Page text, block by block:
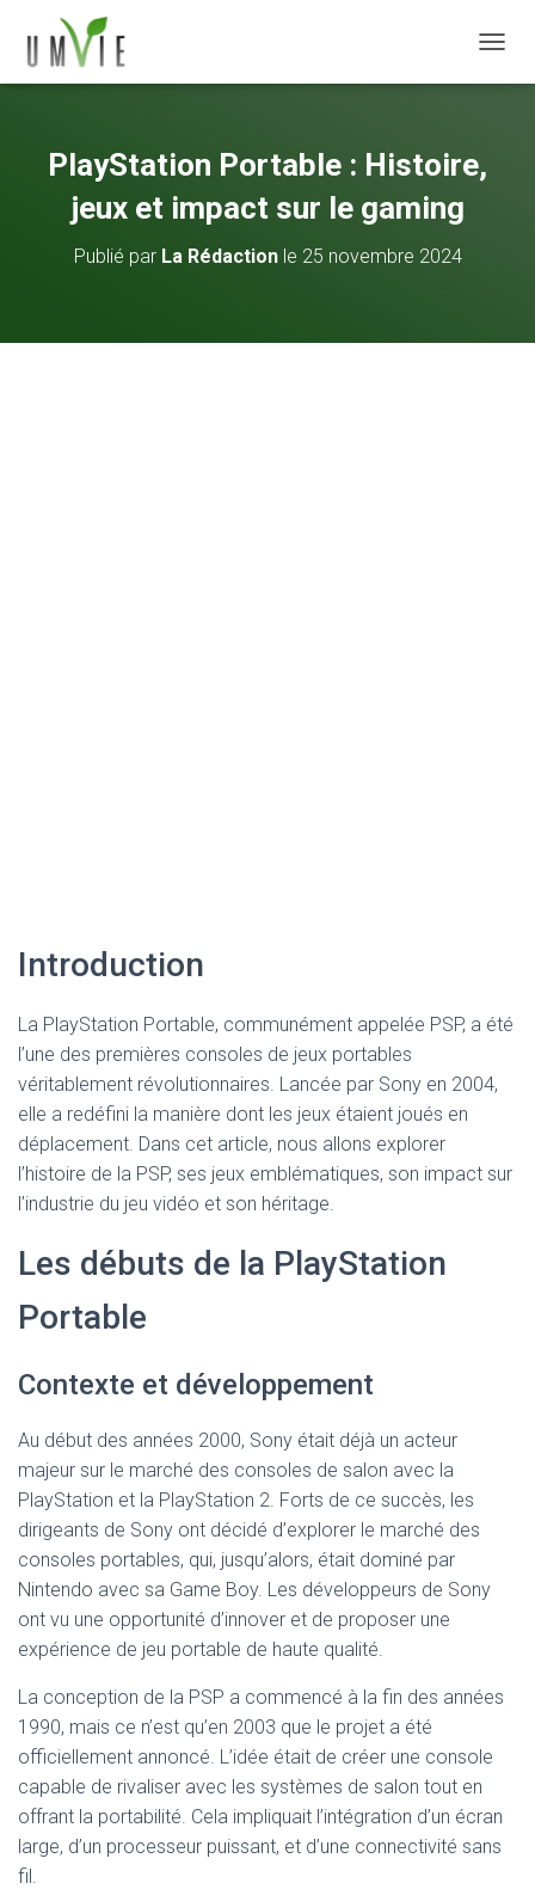
PlayStation Portable : Histoire,
jeux et impact sur le gaming
Publié par La Rédactionle 25 novembre 2024
Introduction
La PlayStation Portable, communément appelée PSP, a été
l’une des premières consoles de jeux portables
véritablement révolutionnaires. Lancée par Sony en 2004,
elle a redéfini la manière dont les jeux étaient joués en
déplacement. Dans cet article, nous allons explorer
l’histoire de la PSP, ses jeux emblématiques, son impact sur
l’industrie du jeu vidéo et son héritage.
Les débuts de la PlayStation
Portable
Contexte et développement
Au début des années 2000, Sony était déjà un acteur
majeur sur le marché des consoles de salon avec la
PlayStation et la PlayStation 2. Forts de ce succès, les
dirigeants de Sony ont décidé d’explorer le marché des
consoles portables, qui, jusqu’alors, était dominé par
Nintendo avec sa Game Boy. Les développeurs de Sony
ont vu une opportunité d’innover et de proposer une
expérience de jeu portable de haute qualité.
La conception de la PSP a commencé à la fin des années
1990, mais ce n’est qu’en 2003 que le projet a été
officiellement annoncé. L’idée était de créer une console
capable de rivaliser avec les systèmes de salon tout en
offrant la portabilité. Cela impliquait l’intégration d’un écran
large, d’un processeur puissant, et d’une connectivité sans
fil.